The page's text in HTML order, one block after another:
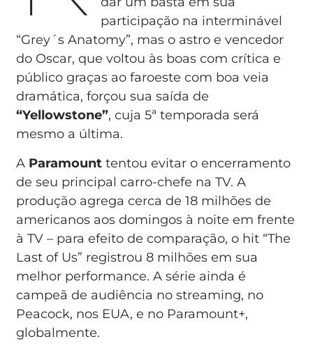
participação na interminável
“Grey´s Anatomy”, mas o astro e vencedor
do Oscar, que voltou às boas com crítica e
público graças ao faroeste com boa veia
dramática, forçou sua saída de
“Yellowstone”, cuja 5ª temporada será
mesmo a última.
A Paramount tentou evitar o encerramento
de seu principal carro-chefe na TV. A
produção agrega cerca de 18 milhões de
americanos aos domingos à noite em frente
à TV – para efeito de comparação, o hit “The
Last of Us” registrou 8 milhões em sua
melhor performance. A série ainda é
campeã de audiência no streaming, no
Peacock, nos EUA, e no Paramount+,
globalmente.